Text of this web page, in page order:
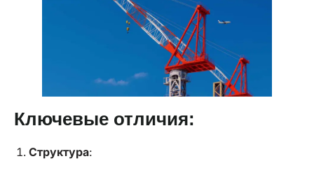
Ключевые отличия:
Структура: